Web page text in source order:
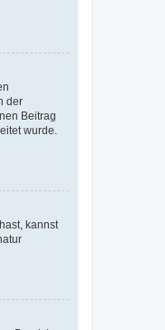
der
Beitrag
wurde.
kannst